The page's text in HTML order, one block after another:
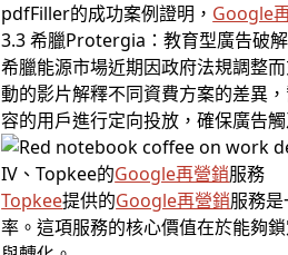
pdfFiller的成功案例證明， Google
3.3 希臘Protergia：教育型廣告破
希臘能源市場近期因政府法規調整
動的影片解釋不同資費方案的差異
容的用戶進行定向投放，確保廣告
IV、Topkee的Google再營銷服務
Topkee提供的Google再營銷服務
率。這項服務的核心價值在於能夠